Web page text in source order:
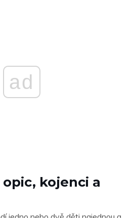
ad
kojenci a